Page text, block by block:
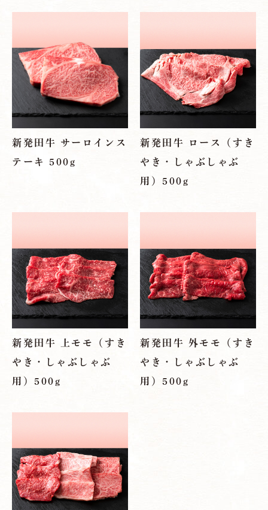
よしやセレクト
会社概要／会社沿革
アクセス
お問い合わせ
＠nikunoyoshiya
新発田牛 サーロインス
テーキ 500g
新発田牛 ロース（すき
やき・しゃぶしゃぶ
用）500g
新発田牛 上モモ（すき
やき・しゃぶしゃぶ
用）500g
新発田牛 外モモ（すき
やき・しゃぶしゃぶ
用）500g